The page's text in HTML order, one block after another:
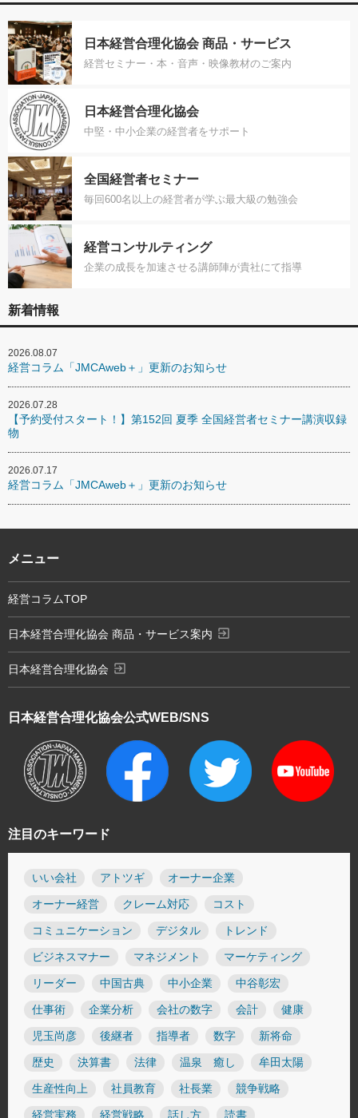
日本経営合理化協会 商品・サービス
経営セミナー・本・音声・映像教材のご案内
日本経営合理化協会
中堅・中小企業の経営者をサポート
全国経営者セミナー
毎回600名以上の経営者が学ぶ最大級の勉強会
経営コンサルティング
企業の成長を加速させる講師陣が貴社にて指導
新着情報
2026.08.07
経営コラム「JMCAweb＋」更新のお知らせ
2026.07.28
【予約受付スタート！】第152回 夏季 全国経営者セミナー講演収録
物
2026.07.17
経営コラム「JMCAweb＋」更新のお知らせ
注目のキーワード
いい会社 アトツギ オーナー企業
オーナー経営 クレーム対応 コスト
コミュニケーション デジタル トレンド
ビジネスマナー マネジメント マーケティング
リーダー 中国古典 中小企業 中谷彰宏
仕事術 企業分析 会社の数字 会計 健康
児玉尚彦 後継者 指導者 数字 新将命
歴史 決算書 法律 温泉 癒し 牟田太陽
生産性向上 社員教育 社長業 競争戦略
経営実務 経営戦略 話し方 読書
日本経営合理化協会公式WEB/SNS
メニュー
経営コラムTOP
日本経営合理化協会 商品・サービス案内 exit_to_app
日本経営合理化協会 exit_to_app